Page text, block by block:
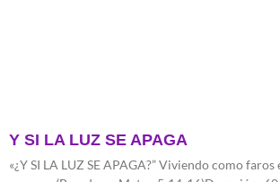
Y SI LA LUZ SE APAGA
«¿Y SI LA LUZ SE APAGA?” Viviendo como